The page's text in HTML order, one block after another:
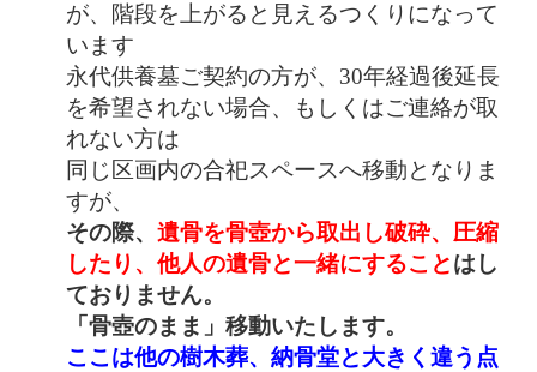
が、階段を上がると見えるつくりになって
います
永代供養墓ご契約の方が、30年経過後延長
を希望されない場合、もしくはご連絡が取
れない方は
同じ区画内の合祀スペースへ移動となりま
すが、
その際、 遺骨を骨壺から取出し破砕、圧縮
したり、 他人の遺骨と一緒にすることはし
ておりません。
「骨壺のまま」移動いたします。
ここは他の樹木葬、納骨堂と大きく違う点